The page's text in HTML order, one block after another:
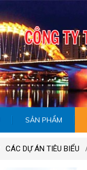
SẢN PHẨM
CÁC DỰ ÁN TIÊU BIỂU